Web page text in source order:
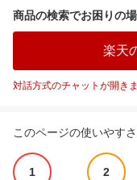
商品の検索でお困りの
楽天
対話方式のチャットが開きま
このページの使いやす
1 2